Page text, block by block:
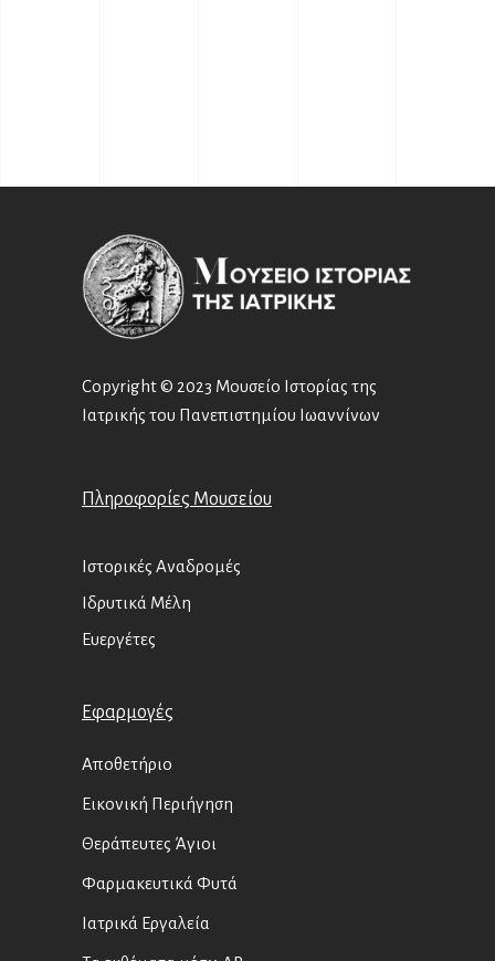
Copyright © 2023 Μουσείο Ιστορίας της
Ιατρικής του Πανεπιστημίου Ιωαννίνων
Πληροφορίες Μουσείου
Ιστορικές Αναδρομές
Ιδρυτικά Μέλη
Ευεργέτες
Εφαρμογές
Αποθετήριο
Εικονική Περιήγηση
Θεράπευτες Άγιοι
Φαρμακευτικά Φυτά
Ιατρικά Εργαλεία